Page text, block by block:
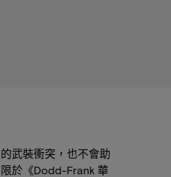
武裝衝突，也不會助
於《Dodd-Frank 華